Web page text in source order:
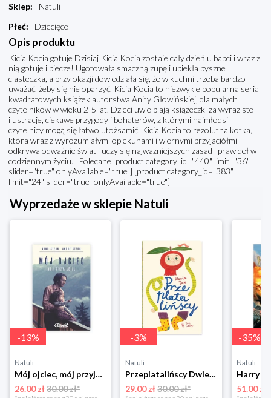
Sklep:
Natuli
Płeć: Dziecięce
Opis produktu
Kicia Kocia gotuje Dzisiaj Kicia Kocia zostaje cały dzień u babci i wraz z
nią gotuje i piecze! Ugotowała smaczną zupę i upiekła pyszne
ciasteczka, a przy okazji dowiedziała się, że w kuchni trzeba bardzo
uważać, żeby się nie oparzyć. Kicia Kocia to niezwykle popularna seria
kwadratowych książek autorstwa Anity Głowińskiej, dla małych
czytelników w wieku 2-5 lat. Dzieci uwielbiają książeczki za wyraziste
ilustracje, ciekawe przygody i bohaterów, z którymi najmłodsi
czytelnicy mogą się łatwo utożsamić. Kicia Kocia to rezolutna kotka,
która wraz z wyrozumiałymi opiekunami i wiernymi przyjaciółmi
odkrywa odważnie świat i uczy się najważniejszych zasad i prawideł w
codziennym życiu. Polecane [product category_id="440" limit="36"
slider="true" onlyAvailable="true"] [product category_id="383"
limit="24" slider="true" onlyAvailable="true"]
Wyprzedaże w sklepie Natuli
-13%
Natuli
Mój ojciec, mój przyjaciel Element
26.00 zł30.00 zł*
-3%
Natuli
Przeplatalińscy Dwie siostry
29.00 zł 30.00 zł*
-35%
Natuli
51.00 zł